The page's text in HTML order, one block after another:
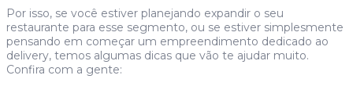
Por isso, se você estiver planejando expandir o seu
restaurante para esse segmento, ou se estiver simplesmente
pensando em começar um empreendimento dedicado ao
delivery, temos algumas dicas que vão te ajudar muito.
Confira com a gente: